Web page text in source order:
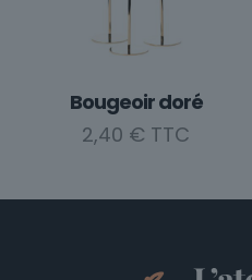
Bougeoir doré
2,40 €